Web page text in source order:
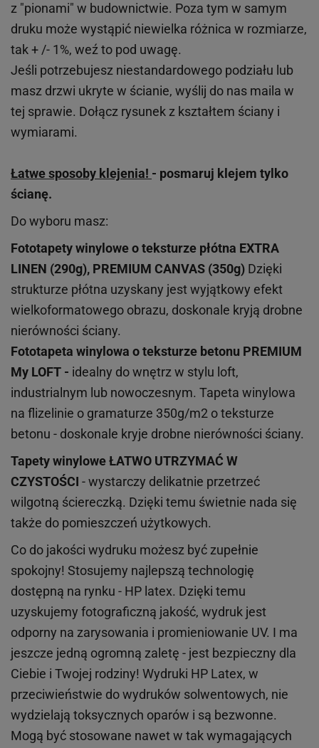
z "pionami" w budownictwie. Poza tym w samym
druku może wystąpić niewielka różnica w rozmiarze,
tak + /- 1%, weź to pod uwagę.
Jeśli potrzebujesz niestandardowego podziału lub
masz drzwi ukryte w ścianie, wyślij do nas maila w
tej sprawie. Dołącz rysunek z kształtem ściany i
wymiarami.
Łatwe sposoby klejenia! - posmaruj klejem tylko
ścianę.
Do wyboru masz:
Fototapety winylowe oteksturze płótna EXTRA
LINEN (290g), PREMIUM CANVAS (350g) Dzięki
strukturze płótna uzyskany jest wyjątkowy efekt
wielkoformatowego obrazu, doskonale kryją drobne
nierówności ściany.
Fototapeta winylowa oteksturze betonu PREMIUM
My LOFT - idealny do wnętrz w stylu loft,
industrialnym lub nowoczesnym. Tapeta winylowa
na flizelinie o gramaturze 350g/m2 o teksturze
betonu - doskonale kryje drobne nierówności ściany.
Tapety winyloweŁATWO UTRZYMAĆ W
CZYSTOŚCI - wystarczy delikatnie przetrzeć
wilgotną ściereczką. Dzięki temu świetnie nada się
także do pomieszczeń użytkowych.
Co do jakości wydruku możesz być zupełnie
spokojny! Stosujemy najlepszą technologię
dostępną na rynku - HP latex. Dzięki temu
uzyskujemy fotograficzną jakość, wydruk jest
odporny na zarysowania i promieniowanie UV. I ma
jeszcze jedną ogromną zaletę - jest bezpieczny dla
Ciebie i Twojej rodziny! Wydruki HP Latex, w
przeciwieństwie do wydruków solwentowych, nie
wydzielają toksycznych oparów i są bezwonne.
Mogą być stosowane nawet w tak wymagających